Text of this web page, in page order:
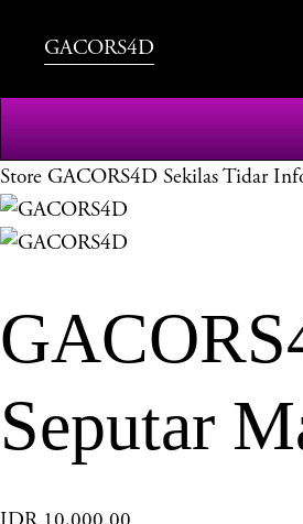
GACORS4D
Store GACORS4D Sekilas Tidar
Seputar